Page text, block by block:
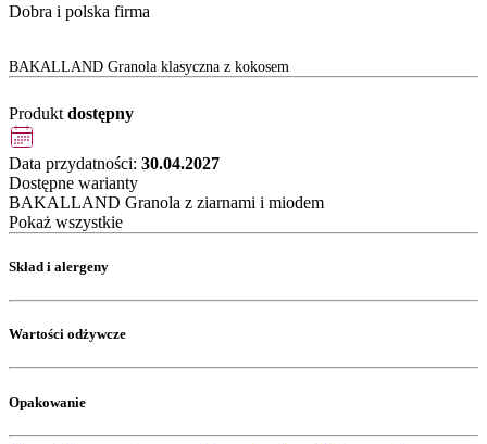
Dobra i polska firma
BAKALLAND Granola klasyczna z kokosem
Produkt dostępny
Data przydatności: 30.04.2027
Dostępne warianty
BAKALLAND Granola z ziarnami i miodem
Pokaż wszystkie
Skład i alergeny
Wartości odżywcze
Opakowanie